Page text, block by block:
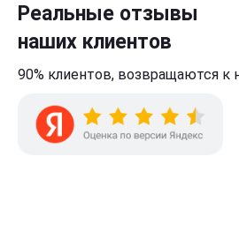
Реальные отзывы
наших клиентов
90% клиентов, возвращаются к